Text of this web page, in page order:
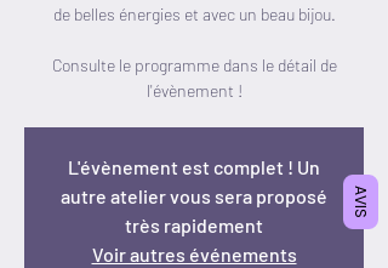
de belles énergies et avec un beau bijou.
Consulte le programme dans le détail de
l'évènement !
L'évènement est complet ! Un
autre atelier vous sera proposé
très rapidement
Voir autres événements
AVIS